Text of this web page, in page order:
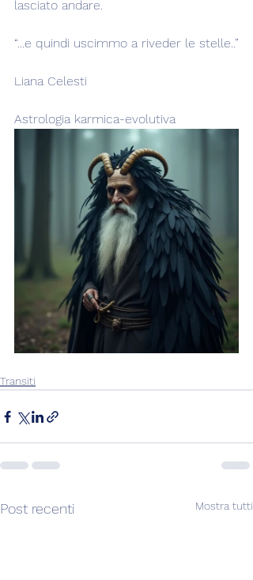
lasciato andare.
“...e quindi uscimmo a riveder le stelle..”
Liana Celesti
Astrologia karmica-evolutiva
Transiti
Post recenti Mostra tutti